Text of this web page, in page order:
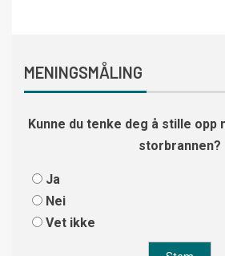
MENINGSMÅLING
Kunne du tenke deg å stille opp
storbrannen?
Ja
Nei
Vet ikke